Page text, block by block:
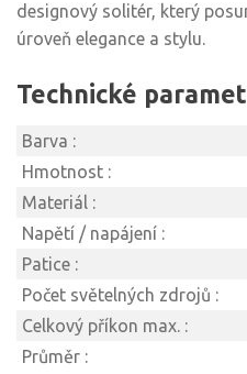
designový solitér, který
úroveň elegance a stylu.
Technické
Barva :
Hmotnost :
Materiál :
Napětí / napájení :
Patice :
Počet světelných zdrojů :
Celkový příkon max. :
Průměr :